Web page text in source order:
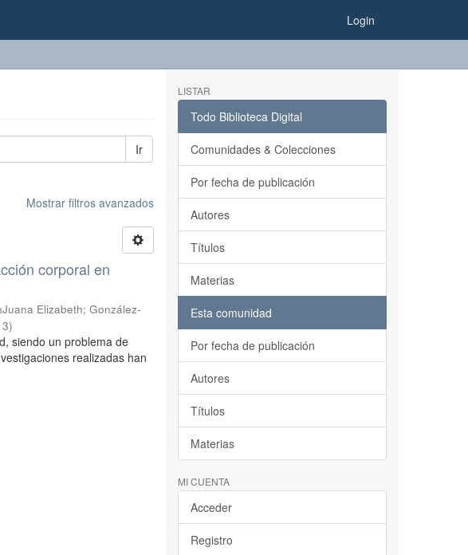
Login
Ir
Mostrar filtros avanzados
corporal en
Elizabeth;González-
)
siendo un problema de
realizadas han
LISTAR
Todo Biblioteca Digital
Comunidades & Colecciones
Por fecha de publicación
Autores
Títulos
Materias
Esta comunidad
Por fecha de publicación
Autores
Títulos
Materias
MI CUENTA
Acceder
Registro